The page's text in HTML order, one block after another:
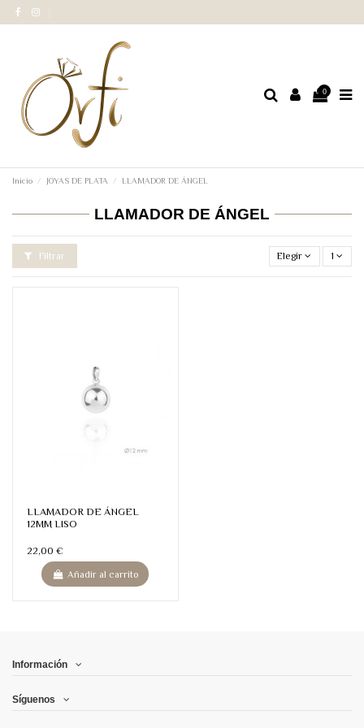
0
Inicio JOYAS DE PLATA LLAMADOR DE ÁNGEL
LLAMADOR DE ÁNGEL
Filtrar Elegir 1
LLAMADOR DE ÁNGEL
12MM LISO
22,00 €
Añadir al carrito
Información
Síguenos